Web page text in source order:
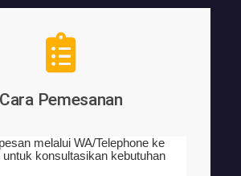
Cara Pemesanan
melalui WA/Telephone ke
untuk konsultasikan kebutuhan